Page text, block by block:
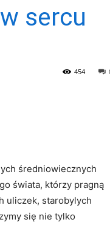
sercu
454
średniowiecznych
‍świata, którzy⁢ pragną
uliczek, starobylych
się nie tylko